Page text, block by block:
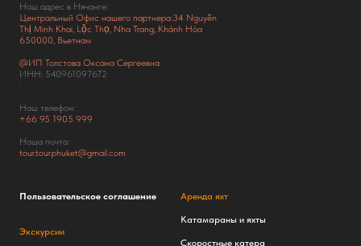
Наш адрес в Нячанге:
Центральный Офис нашего партнера:34 Nguyễn
Thị Minh Khai, Lộc Thọ, Nha Trang, Khánh Hòa
650000, Вьетнам
@ИП Толстова Оксана Сергеевна
ИНН: 540961097672
:
Наш телефон:
+66 95 1905 999
Наша почта:
tour.tour.phuket@gmail.com
Пользовательское соглашение
Экскурсии
Аренда яхт
Катамараны и яхты
Скоростные катера